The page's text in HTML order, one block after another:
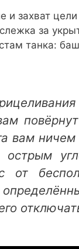
и захват цели
за
танка:
вам
острым
от